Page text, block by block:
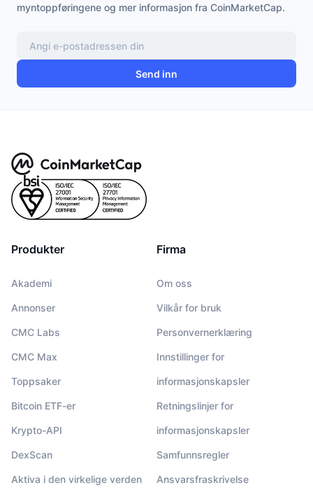
myntoppføringene og mer informasjon fra CoinMarketCap.
Send inn
Produkter
Akademi
Annonser
CMC Labs
CMC Max
Toppsaker
Bitcoin ETF-er
Krypto-API
DexScan
Aktiva i den virkelige verden
Firma
Om oss
Vilkår for bruk
Personvernerklæring
Innstillinger for
informasjonskapsler
Retningslinjer for
informasjonskapsler
Samfunnsregler
Ansvarsfraskrivelse